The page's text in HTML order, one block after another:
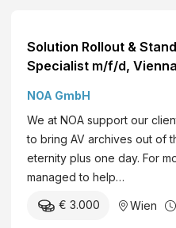
a
r
A
r
c
h
i
c
k
b
r
i
k
Solution Rollout &
Specialist m/f/d, Vienna
NOA GmbH
We at NOA support our
to bring AV archives out of
eternity plus one day. For
managed to help…
€ 3.000 Wien